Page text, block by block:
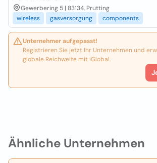
Ähnliche Unternehmen
Gewerbering 5 | 83134, Prutting
wireless
gasversorgung components
Unternehmer aufgepasst!
Registrieren Sie jetzt Ihr Unternehmen und
globale Reichweite mit iGlobal.